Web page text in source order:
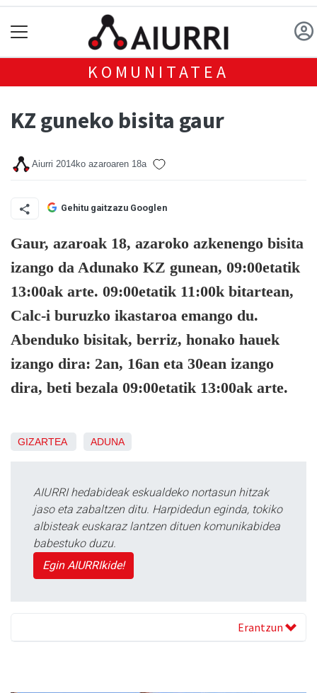
KOMUNITATEA
KZ guneko bisita gaur
Aiurri 2014ko azaroaren 18a
Gehitu gaitzazu Googlen
Gaur, azaroak 18, azaroko azkenengo bisita
izango da Adunako KZ gunean, 09:00etatik
13:00ak arte. 09:00etatik 11:00k bitartean,
Calc-i buruzko ikastaroa emango du.
Abenduko bisitak, berriz, honako hauek
izango dira: 2an, 16an eta 30ean izango
dira, beti bezala 09:00etatik 13:00ak arte.
GIZARTEA ADUNA
AIURRI hedabideak eskualdeko nortasun hitzak
jaso eta zabaltzen ditu. Harpidedun eginda, tokiko
albisteak euskaraz lantzen dituen komunikabidea
babestuko duzu.
Egin AIURRIkide!
Erantzun